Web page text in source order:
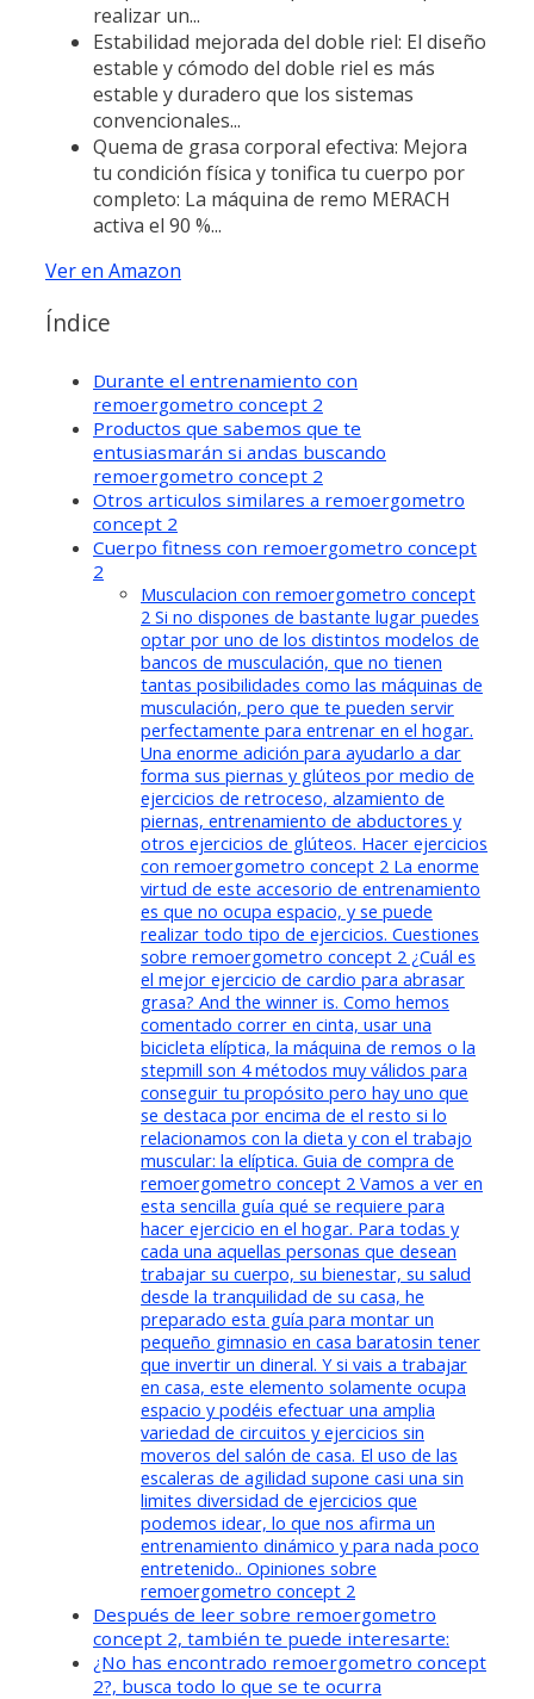
realizar un...
Estabilidad mejorada del doble riel: El diseño
estable y cómodo del doble riel es más
estable y duradero que los sistemas
convencionales...
Quema de grasa corporal efectiva: Mejora
tu condición física y tonifica tu cuerpo por
completo: La máquina de remo MERACH
activa el 90 %...
Ver en Amazon
Índice
Durante el entrenamiento con
remoergometro concept 2
Productos que sabemos que te
entusiasmarán si andas buscando
remoergometro concept 2
Otros articulos similares a remoergometro
concept 2
Cuerpo fitness con remoergometro concept
2
Musculacion con remoergometro concept
2 Si no dispones de bastante lugar puedes
optar por uno de los distintos modelos de
bancos de musculación, que no tienen
tantas posibilidades como las máquinas de
musculación, pero que te pueden servir
perfectamente para entrenar en el hogar.
Una enorme adición para ayudarlo a dar
forma sus piernas y glúteos por medio de
ejercicios de retroceso, alzamiento de
piernas, entrenamiento de abductores y
otros ejercicios de glúteos. Hacer ejercicios
con remoergometro concept 2 La enorme
virtud de este accesorio de entrenamiento
es que no ocupa espacio, y se puede
realizar todo tipo de ejercicios. Cuestiones
sobre remoergometro concept 2 ¿Cuál es
el mejor ejercicio de cardio para abrasar
grasa? And the winner is. Como hemos
comentado correr en cinta, usar una
bicicleta elíptica, la máquina de remos o la
stepmill son 4 métodos muy válidos para
conseguir tu propósito pero hay uno que
se destaca por encima de el resto si lo
relacionamos con la dieta y con el trabajo
muscular: la elíptica. Guia de compra de
remoergometro concept 2 Vamos a ver en
esta sencilla guía qué se requiere para
hacer ejercicio en el hogar. Para todas y
cada una aquellas personas que desean
trabajar su cuerpo, su bienestar, su salud
desde la tranquilidad de su casa, he
preparado esta guía para montar un
pequeño gimnasio en casa baratosin tener
que invertir un dineral. Y si vais a trabajar
en casa, este elemento solamente ocupa
espacio y podéis efectuar una amplia
variedad de circuitos y ejercicios sin
moveros del salón de casa. El uso de las
escaleras de agilidad supone casi una sin
limites diversidad de ejercicios que
podemos idear, lo que nos afirma un
entrenamiento dinámico y para nada poco
entretenido.. Opiniones sobre
remoergometro concept 2
Después de leer sobre remoergometro
concept 2, también te puede interesarte:
¿No has encontrado remoergometro concept
2?, busca todo lo que se te ocurra